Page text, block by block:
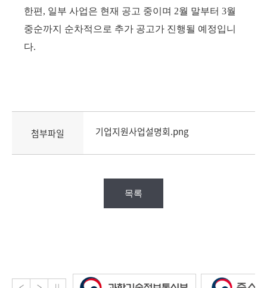
한편, 일부 사업은 현재 공고 중이며 2월 말부터 3월
중순까지 순차적으로 추가 공고가 진행될 예정입니
다.
첨부파일 기업지원사업설명회.png
목록